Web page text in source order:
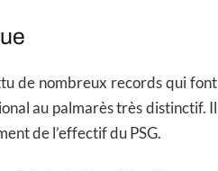
de nombreux records qui font
au palmarès très distinctif. Il
de l’effectif du PSG.